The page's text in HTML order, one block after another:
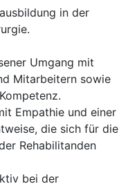
in der
Umgang mit
Mitarbeitern sowie
Empathie und einer
die sich für die
Rehabilitanden
bei der